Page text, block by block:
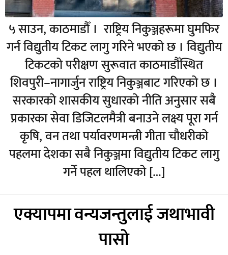
५ साउन, काठमाडौँ । राष्ट्रिय निकुञ्जहरूमा घुमफिर
गर्न विद्युतीय टिकट लागु गरिने भएको छ । विद्युतीय
टिकटको परीक्षण सुरूवात काठमाडौँस्थित
शिवपुरी–नागार्जुन राष्ट्रिय निकुञ्जबाट गरिएको छ ।
सरकारको शासकीय सुधारको नीति अनुसार सबै
प्रकारका सेवा डिजिटलमैत्री बनाउने लक्ष्य पूरा गर्न
कृषि, वन तथा पर्यावरणमन्त्री गीता चौधरीको
पहलमा देशका सबै निकुञ्जमा विद्युतीय टिकट लागु
गर्ने पहल थालिएको […]
एक्यापमा वन्यजन्तुलाई जथाभावी
पासो